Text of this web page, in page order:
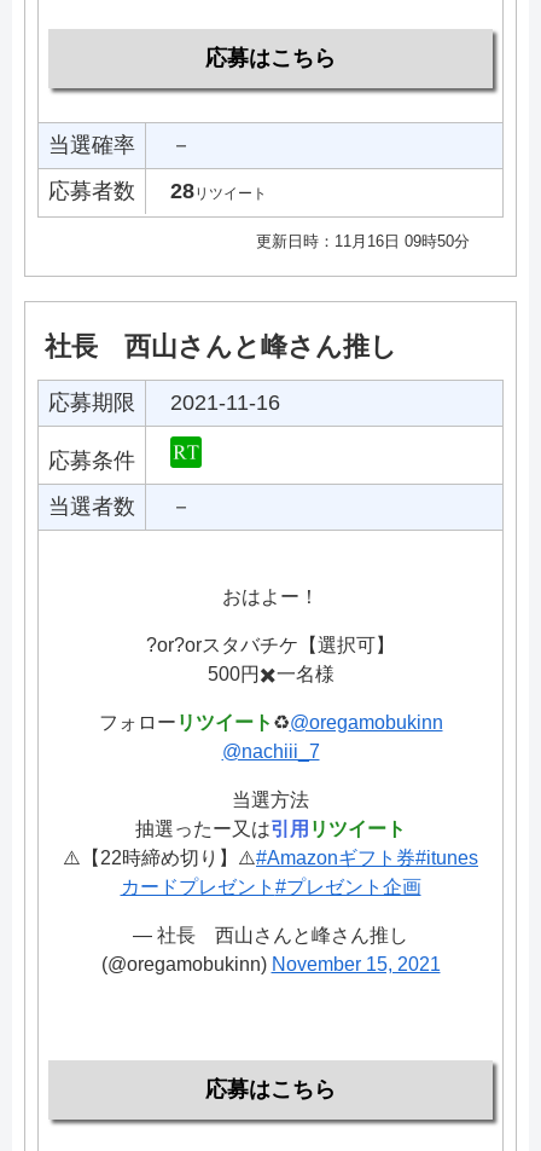
応募はこちら
当選確率
－
応募者数
28リツイート
更新日時：11月16日 09時50分
社長 西山さんと峰さん推し
応募期限 2021-11-16
応募条件
当選者数
－
おはよー！
?or?️orスタバチケ【選択可】
500円✖️一名様
フォロー リツイート ♻️@oregamobukinn
@nachiii_7
当選方法
抽選ったー又は引用 リツイート
⚠️【22時締め切り】⚠️#Amazonギフト券#itunes
カードプレゼント #プレゼント企画
— 社長 西山さんと峰さん推し
(@oregamobukinn) November 15, 2021
応募はこちら